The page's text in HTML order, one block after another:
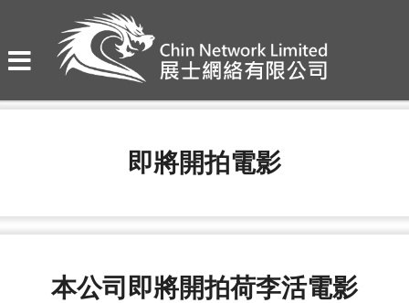
即將開拍電影
本公司即將開拍荷李活電影